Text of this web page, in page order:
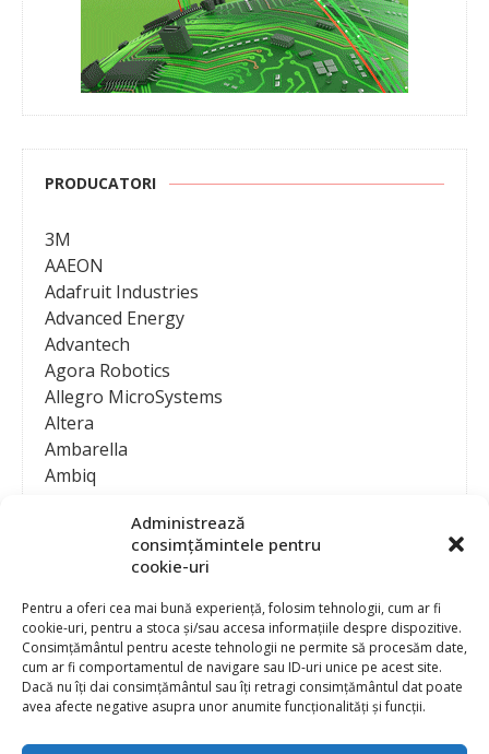
Administrează
consimțămintele pentru
cookie-uri
Pentru a oferi cea mai bună experiență, folosim tehnologii, cum ar fi
cookie-uri, pentru a stoca și/sau accesa informațiile despre dispozitive.
Consimțământul pentru aceste tehnologii ne permite să procesăm date,
cum ar fi comportamentul de navigare sau ID-uri unice pe acest site.
Dacă nu îți dai consimțământul sau îți retragi consimțământul dat poate
avea afecte negative asupra unor anumite funcționalități și funcții.
PRODUCATORI
3M
AAEON
Adafruit Industries
Advanced Energy
Advantech
Agora Robotics
Allegro MicroSystems
Altera
Ambarella
Ambiq
Analog Devices
Anritsu Corporation
Ansys
APS
Arduino
Arm
Asentics